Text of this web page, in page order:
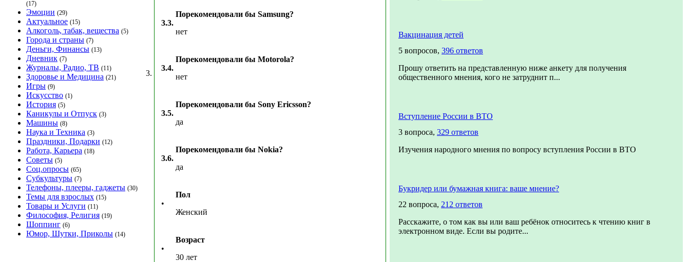
(17)
Эмоции (29)
Актуальное (15)
Алкоголь, табак, вещества (5)
Города и страны (7)
Деньги, Финансы (13)
Дневник (7)
Журналы, Радио, ТВ (11)
Здоровье и Медицина (21)
Игры (9)
Искусство (1)
История (5)
Каникулы и Отпуск (3)
Машины (8)
Наука и Техника (3)
Праздники, Подарки (12)
Работа, Карьера (18)
Советы (5)
Соц.опросы (65)
Субкультуры (7)
Телефоны, плееры, гаджеты (30)
Темы для взрослых (15)
Товары и Услуги (11)
Философия, Религия (19)
Шоппинг (6)
Юмор, Шутки, Приколы (14)
3.
3.3.
Порекомендовали бы Samsung?
нет
3.4.
Порекомендовали бы Motorola?
нет
3.5.
Порекомендовали бы Sony Ericsson?
да
3.6.
Порекомендовали бы Nokia?
да
•
Пол
Женский
•
Возраст
30 лет
Вакцинация детей
5 вопросов, 396 ответов
Прошу ответить на представленную ниже анкету для получения
общественного мнения, кого не затруднит п...
Вступление России в ВТО
3 вопроса, 329 ответов
Изучения народного мнения по вопросу вступления России в ВТО
Букридер или бумажная книга: ваше мнение?
22 вопроса, 212 ответов
Расскажите, о том как вы или ваш ребёнок относитесь к чтению книг в
электронном виде. Если вы родите...